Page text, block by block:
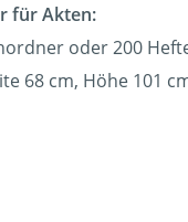
für Akten:
oder 200
68 cm, Höhe 101